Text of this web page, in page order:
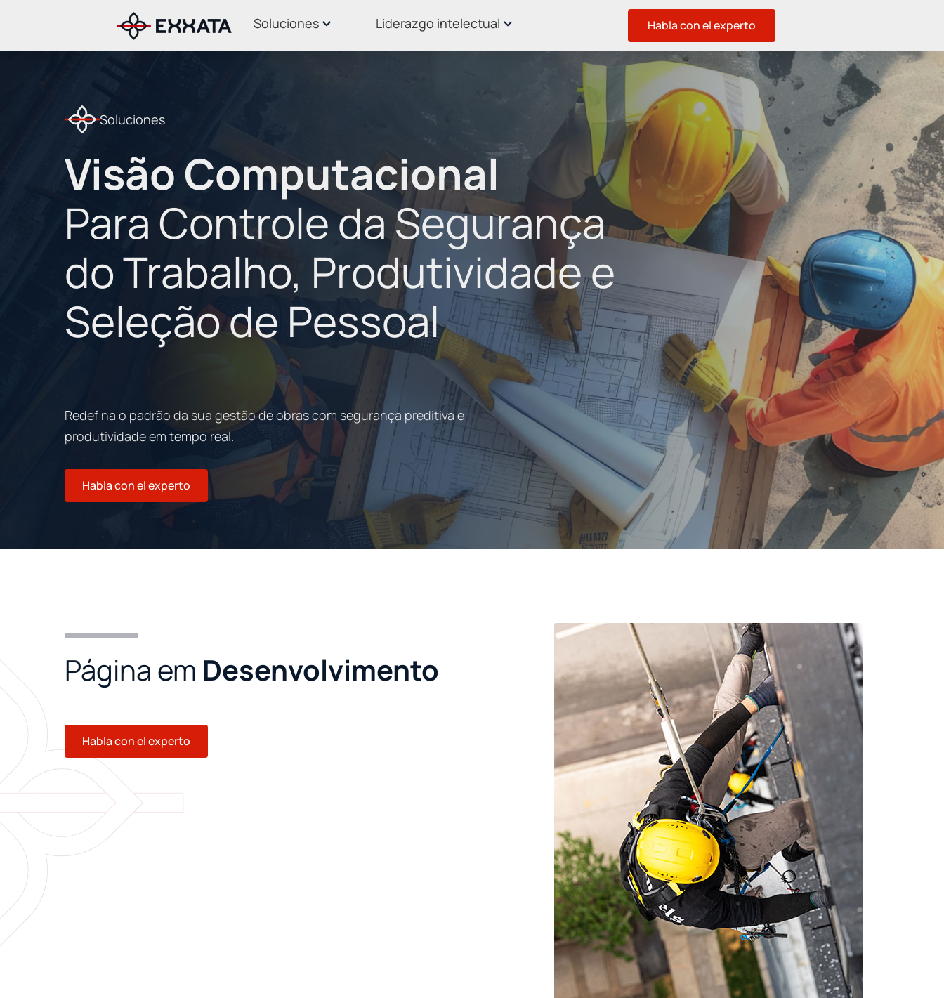
Soluciones Liderazgo intelectual Habla con el experto
Soluciones
Visão Computacional
Para Controle da Segurança
do Trabalho, Produtividade e
Seleção de Pessoal
Redefina o padrão da sua gestão de obras com segurança preditiva e
produtividade em tempo real.
Habla con el experto
Página em Desenvolvimento
Habla con el experto